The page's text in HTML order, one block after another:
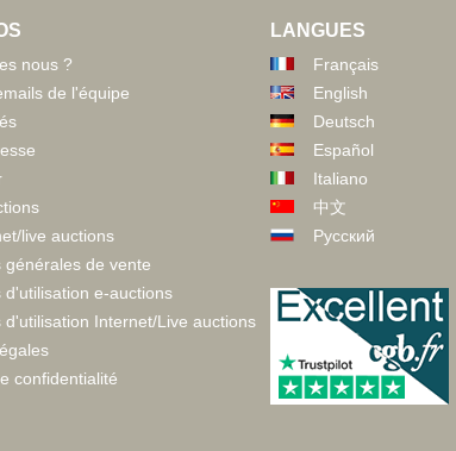
nous ?
de l'équipe
live auctions
générales de vente
d'utilisation e-auctions
d'utilisation Internet/Live auctions
confidentialité
LANGUES
Français
English
Deutsch
Español
Italiano
中文
Русский